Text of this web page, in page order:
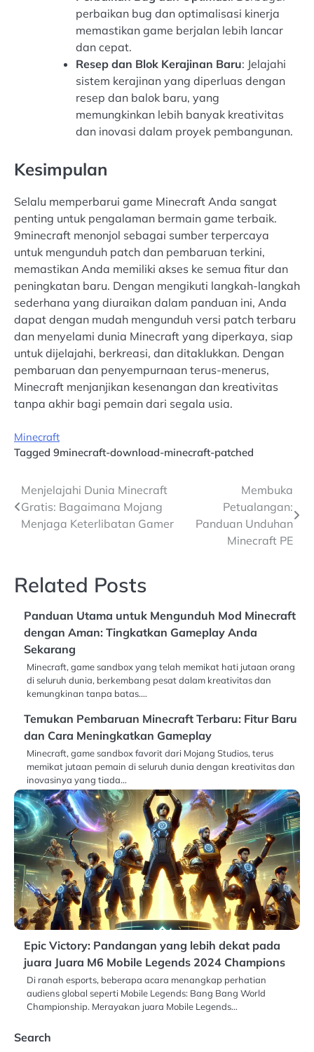
perbaikan bug dan optimalisasi kinerja
memastikan game berjalan lebih lancar
dan cepat.
Resep dan Blok Kerajinan Baru: Jelajahi
sistem kerajinan yang diperluas dengan
resep dan balok baru, yang
memungkinkan lebih banyak kreativitas
dan inovasi dalam proyek pembangunan.
Kesimpulan
Selalu memperbarui game Minecraft Anda sangat
penting untuk pengalaman bermain game terbaik.
9minecraft menonjol sebagai sumber terpercaya
untuk mengunduh patch dan pembaruan terkini,
memastikan Anda memiliki akses ke semua fitur dan
peningkatan baru. Dengan mengikuti langkah-langkah
sederhana yang diuraikan dalam panduan ini, Anda
dapat dengan mudah mengunduh versi patch terbaru
dan menyelami dunia Minecraft yang diperkaya, siap
untuk dijelajahi, berkreasi, dan ditaklukkan. Dengan
pembaruan dan penyempurnaan terus-menerus,
Minecraft menjanjikan kesenangan dan kreativitas
tanpa akhir bagi pemain dari segala usia.
Minecraft
Tagged 9minecraft-download-minecraft-patched
Post
navigation
Menjelajahi Dunia Minecraft
Gratis: Bagaimana Mojang
Menjaga Keterlibatan Gamer
Membuka
Petualangan:
Panduan Unduhan
Minecraft PE
Related Posts
Panduan Utama untuk Mengunduh Mod Minecraft
dengan Aman: Tingkatkan Gameplay Anda
Sekarang
Minecraft, game sandbox yang telah memikat hati jutaan orang
di seluruh dunia, berkembang pesat dalam kreativitas dan
kemungkinan tanpa batas.…
Temukan Pembaruan Minecraft Terbaru: Fitur Baru
dan Cara Meningkatkan Gameplay
Minecraft, game sandbox favorit dari Mojang Studios, terus
memikat jutaan pemain di seluruh dunia dengan kreativitas dan
inovasinya yang tiada…
Epic Victory: Pandangan yang lebih dekat pada
juara Juara M6 Mobile Legends 2024 Champions
Di ranah esports, beberapa acara menangkap perhatian
audiens global seperti Mobile Legends: Bang Bang World
Championship. Merayakan juara Mobile Legends…
Search